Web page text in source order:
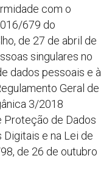
com o
679 do
de 27 de abril de
singulares no
dados pessoais e à
Geral de
3/2018
Proteção de Dados
e na Lei de
de 26 de outubro